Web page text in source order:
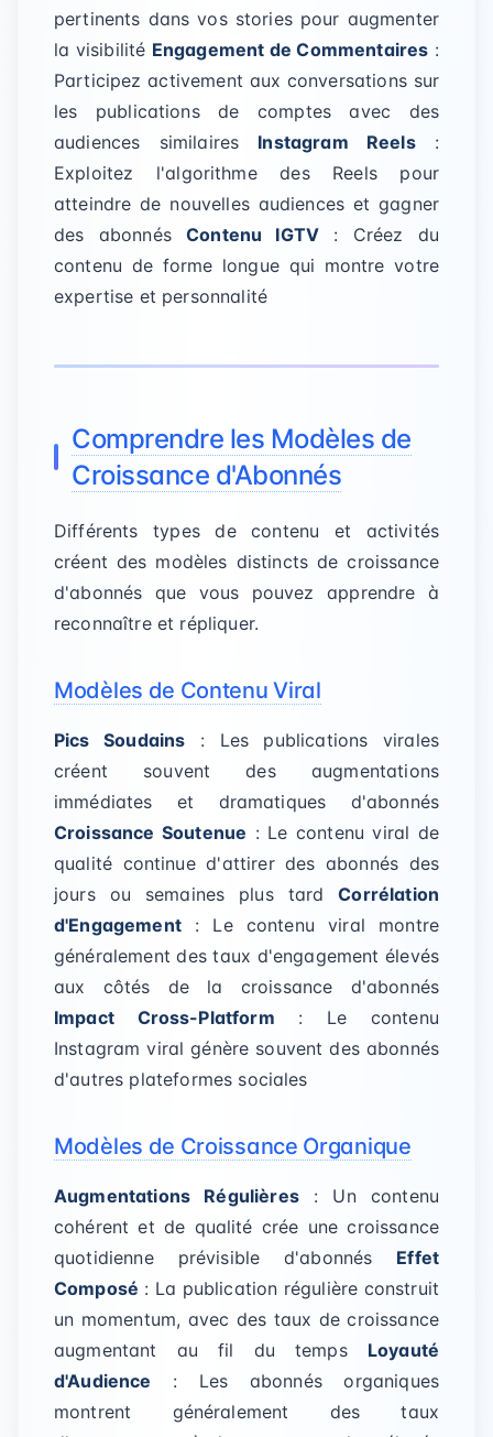
pertinents dans vos stories pour augmenter
la visibilité Engagement de Commentaires :
Participez activement aux conversations sur
les publications de comptes avec des
audiences similaires Instagram Reels:
Exploitez l'algorithme des Reels pour
atteindre de nouvelles audiences et gagner
des abonnésContenu IGTV : Créez du
contenu de forme longue qui montre votre
expertise et personnalité
Comprendre les Modèles de
Croissance d'Abonnés
Différents types de contenu et activités
créent des modèles distincts de croissance
d'abonnés que vous pouvez apprendre à
reconnaître et répliquer.
Modèles de Contenu Viral
Pics Soudains : Les publications virales
créent souvent des augmentations
immédiates et dramatiques d'abonnés
Croissance Soutenue : Le contenu viral de
qualité continue d'attirer des abonnés des
jours ou semaines plus tardCorrélation
d'Engagement: Le contenu viral montre
généralement des taux d'engagement élevés
aux côtés de la croissance d'abonnés
Impact Cross-Platform : Le contenu
Instagram viral génère souvent des abonnés
d'autres plateformes sociales
Modèles de Croissance Organique
Augmentations Régulières: Un contenu
cohérent et de qualité crée une croissance
quotidienne prévisible d'abonnés Effet
Composé : La publication régulière construit
un momentum, avec des taux de croissance
augmentant au fil du temps Loyauté
d'Audience : Les abonnés organiques
montrent généralement des taux